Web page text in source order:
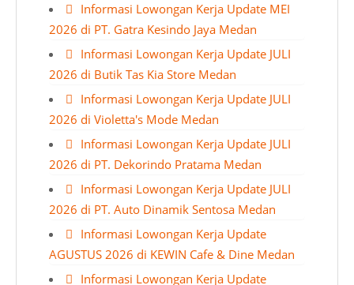
Informasi Lowongan Kerja Update MEI
2026 di PT. Gatra Kesindo Jaya Medan
Informasi Lowongan Kerja Update JULI
2026 di Butik Tas Kia Store Medan
Informasi Lowongan Kerja Update JULI
2026 di Violetta's Mode Medan
Informasi Lowongan Kerja Update JULI
2026 di PT. Dekorindo Pratama Medan
Informasi Lowongan Kerja Update JULI
2026 di PT. Auto Dinamik Sentosa Medan
Informasi Lowongan Kerja Update
AGUSTUS 2026 di KEWIN Cafe & Dine Medan
Informasi Lowongan Kerja Update